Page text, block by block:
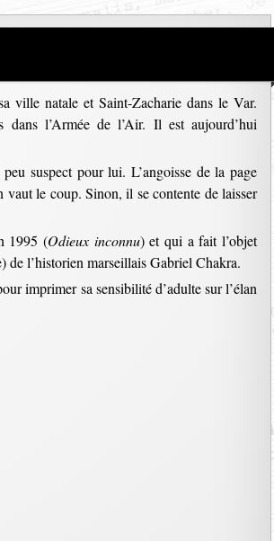
ville natale et Saint-Zacharie dans le Var.
dans l’Armée de l’Air. Il est aujourd’hui
suspect pour lui. L’angoisse de la page
le coup. Sinon, il se contente de laisser
1995 (Odieux inconnu) et qui a fait l’objet
de l’historien marseillais Gabriel Chakra.
imprimer sa sensibilité d’adulte sur l’élan